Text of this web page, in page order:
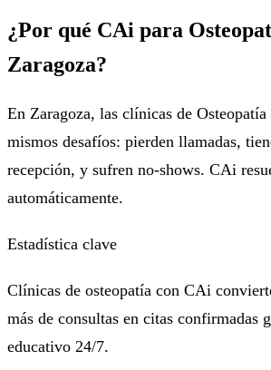
¿Por qué CAi para
Zaragoza?
En Zaragoza, las clínicas de
mismos desafíos: pierden llamadas,
recepción, y sufren no-shows. CAi
automáticamente.
Estadística clave
Clínicas de osteopatía con CAi
más de consultas en citas confirmadas
educativo 24/7.